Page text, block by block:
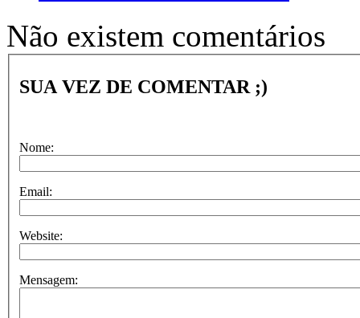
Não existem comentários
SUA VEZ DE COMENTAR ;)
Nome:
Email:
Website:
Mensagem: